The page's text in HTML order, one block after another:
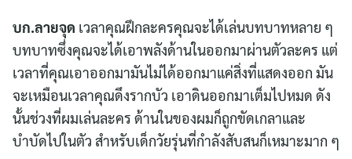
บก.ลายจุด เวลาคุณฝึกละครคุณจะได้เล่นบทบาทหลาย ๆ
บทบาทซึ่งคุณจะได้เอาพลังด้านในออกมาผ่านตัวละคร แต่
เวลาที่คุณเอาออกมามันไม่ได้ออกมาแค่สิ่งที่แสดงออก มัน
จะเหมือนเวลาคุณดึงรากบัว เอาดินออกมาเต็มไปหมด ดัง
นั้นช่วงที่ผมเล่นละคร ด้านในของผมก็ถูกขัดเกลาและ
บำบัดไปในตัว สำหรับเด็กวัยรุ่นที่กำลังสับสนก็เหมาะมาก ๆ